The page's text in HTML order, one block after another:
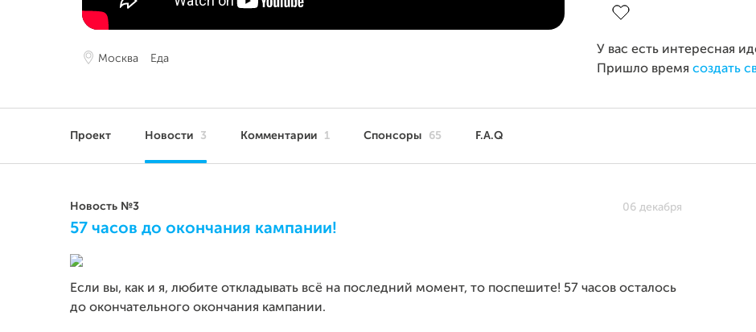
Москва Еда
У вас есть интересная
Пришло время создать
Проект Новости 3 Комментарии 1 Спонсоры 65 F.A.Q
Новость №3 06 декабря
57 часов до окончания кампании!
Если вы, как и я, любите откладывать всё на последний момент, то поспешите! 57 часов осталось
до окончательного окончания кампании.